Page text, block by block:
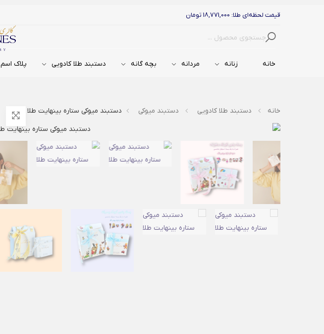
قیمت لحظه‌ای طلا: 18,771,000 تومان
جستجو
خانه زنانه مردانه بچه گانه دستبند طلا کادویی پلاک اسم
خانه دستبند طلا کادویی دستبند میوکی دستبند میوکی ستاره بینهایت طلا